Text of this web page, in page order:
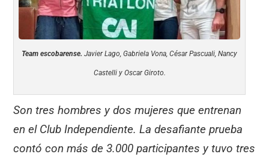
Team escobarense. Javier Lago, Gabriela Vona, César Pascuali, Nancy
Castelli y Oscar Giroto.
Son tres hombres y dos mujeres que entrenan
en el Club Independiente. La desafiante prueba
contó con más de 3.000 participantes y tuvo tres